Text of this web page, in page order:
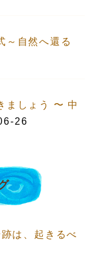
～自然へ還る
ましょう 〜 中
26
は、起きるべ